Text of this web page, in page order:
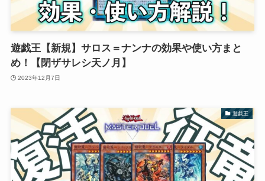
遊戯王【新規】サロス＝ナンナの効果や使い方まと
め！【閉ザサレシ天ノ月】
2023年12月7日
遊戯王